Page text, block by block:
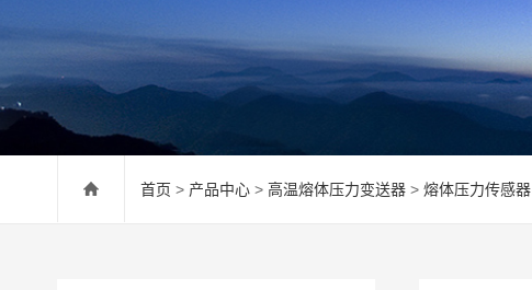
首页 > 产品中心 > 高温熔体压力变送器 > 熔体压力传感器